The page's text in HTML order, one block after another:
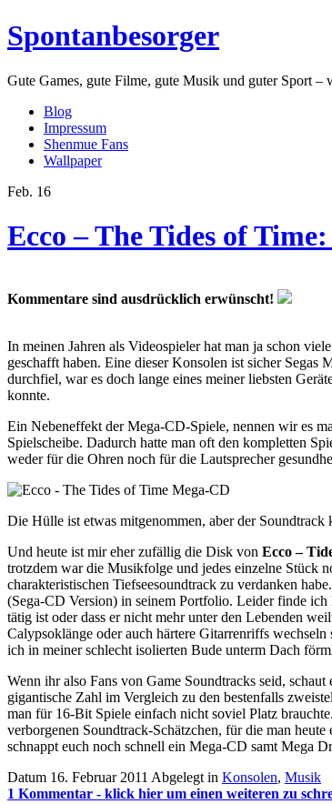
Spontanbesorger
Gute Games, gute Filme, gute Musik und guter Sport –
Blog
Impressum
Shenmue Fans
Wallpaper
Feb. 16
Ecco – The Tides of
Kommentare sind ausdrücklich erwünscht!
In meinen Jahren als Videospieler hat man ja schon
geschafft haben. Eine dieser Konsolen ist sicher
durchfiel, war es doch lange eines meiner liebsten
konnte.
Ein Nebeneffekt der Mega-CD-Spiele, nennen wir es
Spielscheibe. Dadurch hatte man oft den kompletten
weder für die Ohren noch für die Lautsprecher
Die Hülle ist etwas mitgenommen, aber der Soundtrack
Und heute ist mir eher zufällig die Disk von Ecco –
trotzdem war die Musikfolge und jedes einzelne Stück
charakteristischen Tiefseesoundtrack zu verdanken
(Sega-CD Version) in seinem Portfolio. Leider finde ich
tätig ist oder dass er nicht mehr unter den Lebenden
Calypsoklänge oder auch härtere Gitarrenriffs
ich in meiner schlecht isolierten Bude unterm Dach
Wenn ihr also Fans von Game Soundtracks seid,
gigantische Zahl im Vergleich zu den bestenfalls
man für 16-Bit Spiele einfach nicht soviel Platz
verborgenen Soundtrack-Schätzchen, für die man
schnappt euch noch schnell ein Mega-CD samt Mega
Datum 16. Februar 2011 Abgelegt in Konsolen, Musik
1 Kommentar - klick hier um einen weiteren zu